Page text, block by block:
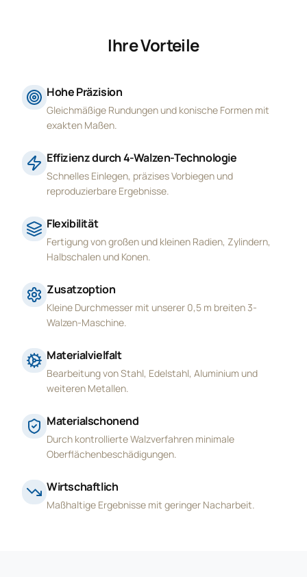
Ihre Vorteile
Hohe Präzision
Gleichmäßige Rundungen und konische Formen mit
exakten Maßen.
Effizienz durch 4-Walzen-Technologie
Schnelles Einlegen, präzises Vorbiegen und
reproduzierbare Ergebnisse.
Flexibilität
Fertigung von großen und kleinen Radien, Zylindern,
Halbschalen und Konen.
Zusatzoption
Kleine Durchmesser mit unserer 0,5 m breiten 3-
Walzen-Maschine.
Materialvielfalt
Bearbeitung von Stahl, Edelstahl, Aluminium und
weiteren Metallen.
Materialschonend
Durch kontrollierte Walzverfahren minimale
Oberflächenbeschädigungen.
Wirtschaftlich
Maßhaltige Ergebnisse mit geringer Nacharbeit.